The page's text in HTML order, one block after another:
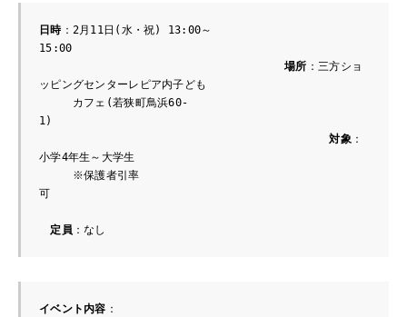
日時：2月11日(水・祝) 13:00～
15:00
場所 ：三方ショ
ッピングセンターレピア内子ども
カフェ(若狭町鳥浜60-
1)
対象：
小学4年生～大学生
※保護者引率
可
定員 ：なし
イベント内容 ：